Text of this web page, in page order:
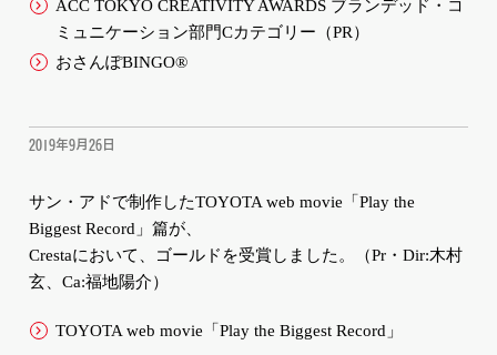
ACC TOKYO CREATIVITY AWARDS ブランデッド・コ
ミュニケーション部門Cカテゴリー（PR）
おさんぽBINGO®
2019年9月26日
サン・アドで制作したTOYOTA web movie「Play the
Biggest Record」篇が、
Crestaにおいて、ゴールドを受賞しました。（Pr・Dir:木村
玄、Ca:福地陽介）
TOYOTA web movie「Play the Biggest Record」